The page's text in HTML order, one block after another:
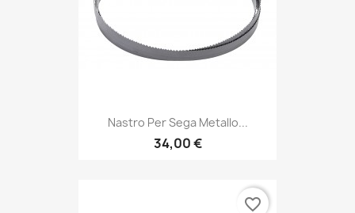
Nastro Per Sega Metallo...
34,00 €
favorite_border